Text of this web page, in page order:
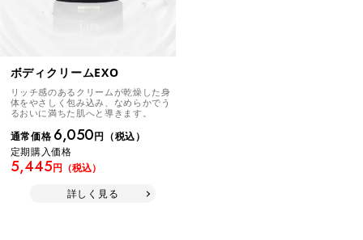
ボディクリームEXO
リッチ感のあるクリームが乾燥した身
体をやさしく包み込み、なめらかでう
るおいに満ちた肌へと導きます。
通常価格 6,050円（税込）
定期購入価格
5,445円（税込）
詳しく見る